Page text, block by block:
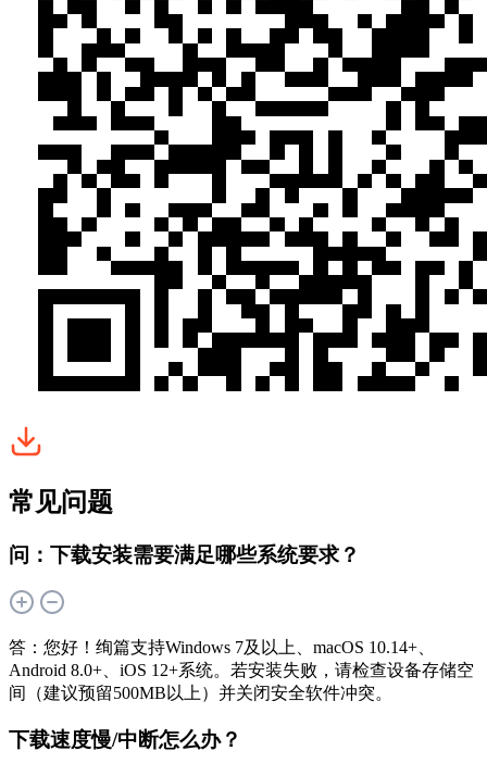
常见问题
问：下载安装需要满足哪些系统要求？
答：您好！绚篇支持Windows 7及以上、macOS 10.14+、
Android 8.0+、iOS 12+系统。若安装失败，请检查设备存储空
间（建议预留500MB以上）并关闭安全软件冲突。
下载速度慢/中断怎么办？